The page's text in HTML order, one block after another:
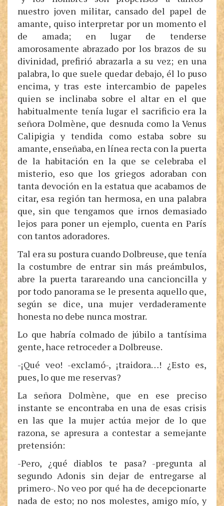
nuestro joven militar, cansado del papel de
amante, quiso interpretar por un momento el
de amada; en lugar de tenderse
amorosamente abrazado por los brazos de su
divinidad, prefirió abrazarla a su vez; en una
palabra, lo que suele quedar debajo, él lo puso
encima, y tras este intercambio de papeles
quien se inclinaba sobre el altar en el que
habitualmente tenía lugar el sacrificio era la
señora Dolmène, que desnuda como la Venus
Calipigia y tendida como estaba sobre su
amante, enseñaba, en línea recta con la puerta
de la habitación en la que se celebraba el
misterio, eso que los griegos adoraban con
tanta devoción en la estatua que acabamos de
citar, esa región tan hermosa, en una palabra
que, sin que tengamos que irnos demasiado
lejos para poner un ejemplo, cuenta en París
con tantos adoradores.
Tal era su postura cuando Dolbreuse, que tenía
la costumbre de entrar sin más preámbulos,
abre la puerta tarareando una cancioncilla y
por todo panorama se le presenta aquello que,
según se dice, una mujer verdaderamente
honesta no debe nunca mostrar.
Lo que habría colmado de júbilo a tantísima
gente, hace retroceder a Dolbreuse.
-¡Qué veo! -exclamó-, ¡traidora…! ¿Esto es,
pues, lo que me reservas?
La señora Dolmène, que en ese preciso
instante se encontraba en una de esas crisis
en las que la mujer actúa mejor de lo que
razona, se apresura a contestar a semejante
pretensión:
-Pero, ¿qué diablos te pasa? -pregunta al
segundo Adonis sin dejar de entregarse al
primero-. No veo por qué ha de decepcionarte
nada de esto; no nos molestes, amigo mío, y